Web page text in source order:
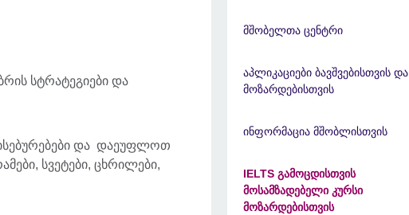
სტრატეგიები და
და დაეუფლოთ
სვეტები, ცხრილები,
მშობელთა ცენტრი
აპლიკაციები ბავშვებისთვის და
მოზარდებისთვის
ინფორმაცია მშობლისთვის
IELTS გამოცდისთვის
მოსამზადებელი კურსი
მოზარდებისთვის